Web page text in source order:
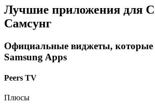
Лучшие приложения для
Самсунг
Официальные виджеты,
Samsung Apps
Peers TV
Плюсы